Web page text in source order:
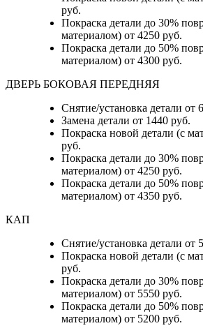
руб.
Покраска детали до 30%
материалом) от 4250 руб.
Покраска детали до 50%
материалом) от 4300 руб.
ДВЕРЬ БОКОВАЯ ПЕРЕДНЯЯ
Снятие/установка детали от
Замена детали от 1440 руб.
Покраска новой детали (с
руб.
Покраска детали до 30%
материалом) от 4250 руб.
Покраска детали до 50%
материалом) от 4350 руб.
КАП
Снятие/установка детали от
Покраска новой детали (с
руб.
Покраска детали до 30%
материалом) от 5550 руб.
Покраска детали до 50%
материалом) от 5200 руб.